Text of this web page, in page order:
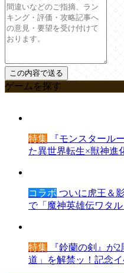
ゲームを探す
特集 『モンスタール
た異世界転生×獣神進
コラボ ついに虎王＆
で「魔神英雄伝ワタ
特集 『鈴蘭の剣』が
道」を解禁ッ！記念